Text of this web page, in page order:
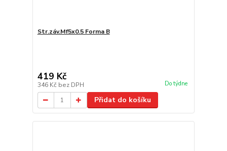
Str.záv.Mf5x0.5 Forma B
419 Kč
346 Kč bez DPH Do týdne
Přidat do košíku